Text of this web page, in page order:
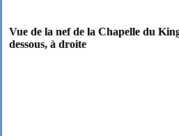
Vue de la nef de la Chapelle du
dessous, à droite